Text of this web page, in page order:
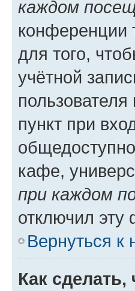
каждом
конференции
для того,
учётной
пункт при
кафе,
при каждом
отключил эту
Вернуться к
Как